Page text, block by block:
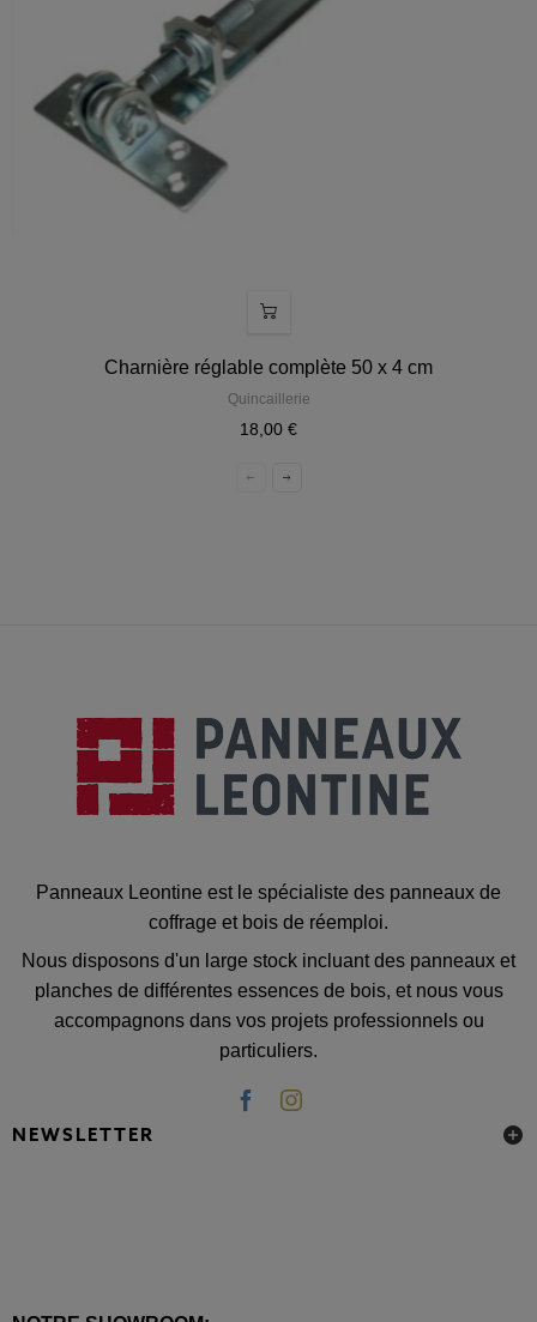
Charnière réglable complète 50 x 4 cm
Quincaillerie
18,00 €
Panneaux Leontine est le spécialiste des panneaux de
coffrage et bois de réemploi.
Nous disposons d'un large stock incluant des panneaux et
planches de différentes essences de bois, et nous vous
accompagnons dans vos projets professionnels ou
particuliers.
NEWSLETTER